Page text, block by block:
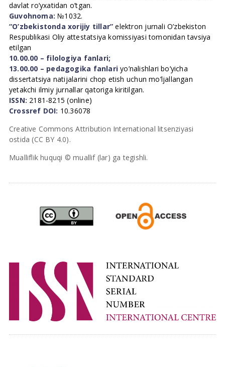
davlat ro’yxatidan o’tgan.
Guvohnoma: №1032.
“O’zbekistonda xorijiy tillar” elektron jurnali O’zbekiston
Respublikasi Oliy attestatsiya komissiyasi tomonidan tavsiya
etilgan
10.00.00 – filologiya fanlari;
13.00.00 – pedagogika fanlari yo’nalishlari bo’yicha
dissertatsiya natijalarini chop etish uchun mo’ljallangan
yetakchi ilmiy jurnallar qatoriga kiritilgan.
ISSN: 2181-8215 (online)
Crossref DOI: 10.36078
Creative Commons Attribution International litsenziyasi
ostida (CC BY 4.0).
Mualliflik huquqi © muallif (lar) ga tegishli.